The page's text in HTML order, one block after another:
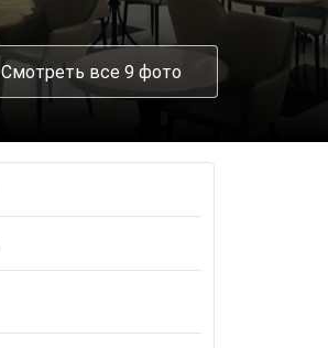
Смотреть все 9 фото